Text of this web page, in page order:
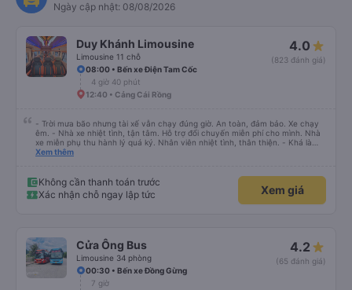
Ngày cập nhật: 08/08/2026
Duy Khánh Limousine
Limousine 11 chỗ
4.0
(823 đánh giá)
08:00 • Bến xe Điện Tam Cốc
4 giờ 40 phút
12:40 • Cảng Cái Rồng
- Trời mưa bão nhưng tài xế vẫn chạy đúng giờ. An toàn, đảm bảo. Xe chạy
êm. - Nhà xe nhiệt tình, tận tâm. Hỗ trợ đổi chuyến miễn phí cho mình. Nhà
xe miễn phụ thu hành lý quá ký. Nhân viên nhiệt tình, thân thiện. - Khá là
thích tài xế. Lái xe an toàn. Chu đáo, thân thiện, nhiệt tình. - Xe ngồi thoải
Xem thêm
Không cần thanh toán trước
Xác nhận chỗ ngay lập tức
Xem giá
Cửa Ông Bus
Limousine 34 phòng
4.2
(65 đánh giá)
00:30 • Bến xe Đồng Gừng
7 giờ